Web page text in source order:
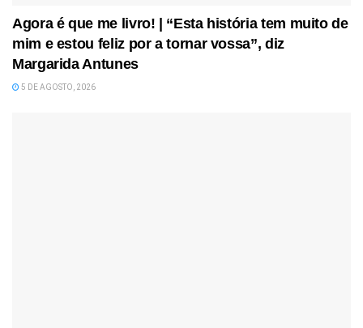
Agora é que me livro! | “Esta história tem muito de
mim e estou feliz por a tornar vossa”, diz
Margarida Antunes
5 DE AGOSTO, 2026